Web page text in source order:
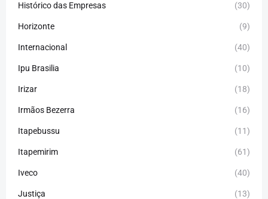
Histórico das Empresas (30)
Horizonte (9)
Internacional (40)
Ipu Brasilia (10)
Irizar (18)
Irmãos Bezerra (16)
Itapebussu (11)
Itapemirim (61)
Iveco (40)
Justiça (13)